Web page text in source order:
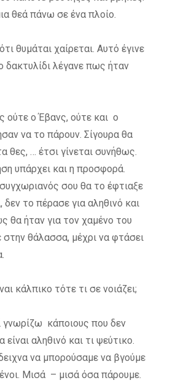
θεά πάνω σε ένα πλοίο.
θυμάται χαίρεται. Αυτό έγινε
δακτυλίδι λέγανε πως ήταν
ούτε ο Έβανς, ούτε και ο
να το πάρουν. Σίγουρα θα
θες, … έτσι γίνεται συνήθως.
υπάρχει και η προσφορά.
σου θα το έφτιαξε
δεν το πέρασε για αληθινό και
θα ήταν για τον χαμένο του
θάλασσα, μέχρι να φτάσει
κάλπικο τότε τι σε νοιάζει;
γνωρίζω κάποιους που δεν
είναι αληθινό και τι ψεύτικο.
να μπορούσαμε να βγούμε
Μισά – μισά όσα πάρουμε.